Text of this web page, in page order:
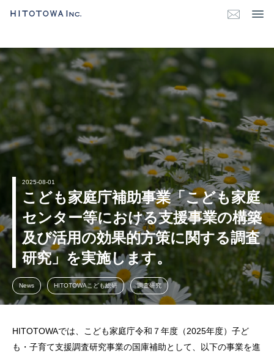
2025-08-01
こども家庭庁補助事業「こども家庭
センター等における支援事業の構築
及び活用の効果的方策に関する調査
研究」を実施します。
News HITOTOWAこども総研 調査研究
HITOTOWAでは、こども家庭庁令和７年度（2025年度）子ど
も・子育て支援調査研究事業の国庫補助として、以下の事業を進